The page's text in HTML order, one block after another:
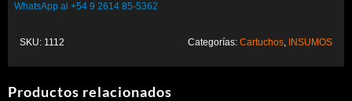
WhatsApp al +54 9 2614 85-5362
SKU: 1112 Categorías: Cartuchos INSUMOS
Productos relacionados